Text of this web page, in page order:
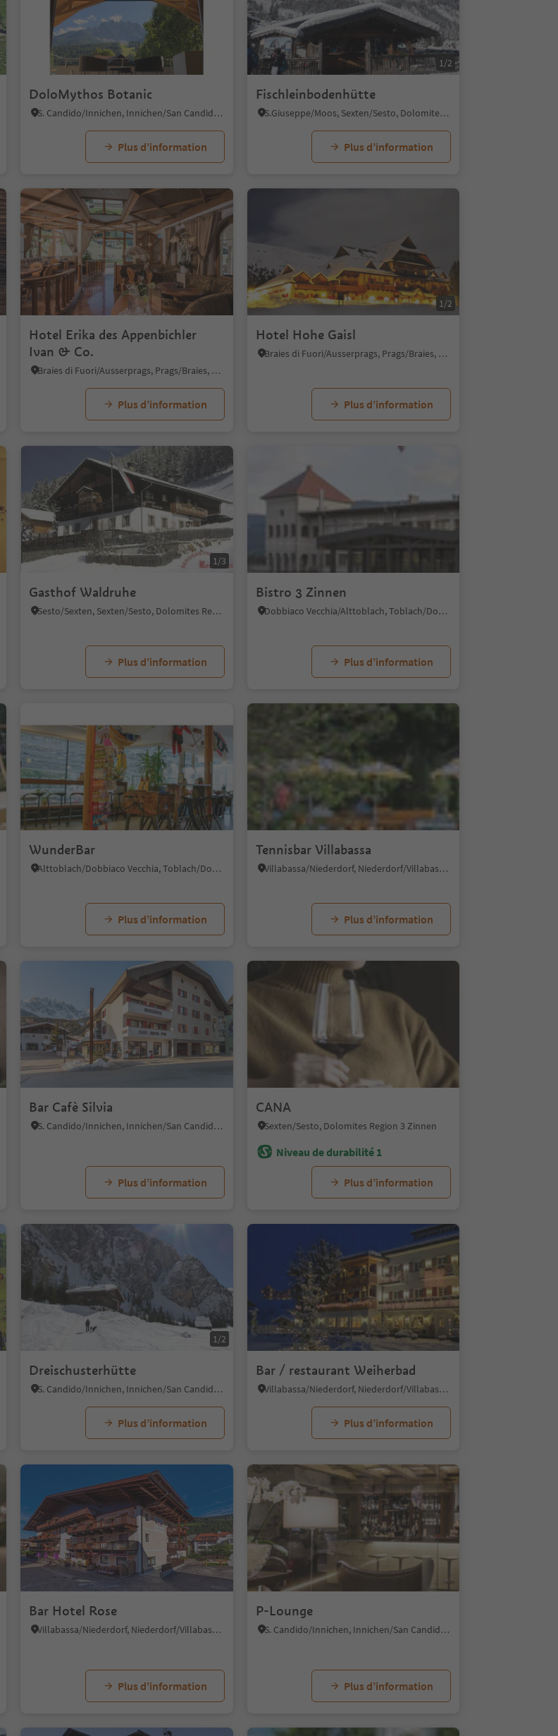
DoloMythos Botanic
S. Candido/Innichen, Innichen/San Candido, Dolomites Region 3 Zinnen
Plus d’information
1/2
Fischleinbodenhütte
S.Giuseppe/Moos, Sexten/Sesto, Dolomites Region 3 Zinnen
Plus d’information
Hotel Erika des Appenbichler
Ivan & Co.
Braies di Fuori/Ausserprags, Prags/Braies, Dolomites Region 3 Zinnen
Plus d’information
1/2
Hotel Hohe Gaisl
Braies di Fuori/Ausserprags, Prags/Braies, Dolomites Region 3 Zinnen
Plus d’information
1/3
Gasthof Waldruhe
Sesto/Sexten, Sexten/Sesto, Dolomites Region 3 Zinnen
Plus d’information
Bistro 3 Zinnen
Dobbiaco Vecchia/Alttoblach, Toblach/Dobbiaco, Dolomites Region 3 Zinnen
Plus d’information
1/10
WunderBar
Alttoblach/Dobbiaco Vecchia, Toblach/Dobbiaco, Dolomites Region 3 Zinnen
Plus d’information
Tennisbar Villabassa
Villabassa/Niederdorf, Niederdorf/Villabassa, Dolomites Region 3 Zinnen
Plus d’information
Bar Cafè Silvia
S. Candido/Innichen, Innichen/San Candido, Dolomites Region 3 Zinnen
Plus d’information
CANA
Sexten/Sesto, Dolomites Region 3 Zinnen
Niveau de durabilité 1
Plus d’information
1/2
Dreischusterhütte
S. Candido/Innichen, Innichen/San Candido, Dolomites Region 3 Zinnen
Plus d’information
Bar / restaurant Weiherbad
Villabassa/Niederdorf, Niederdorf/Villabassa, Dolomites Region 3 Zinnen
Plus d’information
Bar Hotel Rose
Villabassa/Niederdorf, Niederdorf/Villabassa, Dolomites Region 3 Zinnen
Plus d’information
P-Lounge
S. Candido/Innichen, Innichen/San Candido, Dolomites Region 3 Zinnen
Plus d’information